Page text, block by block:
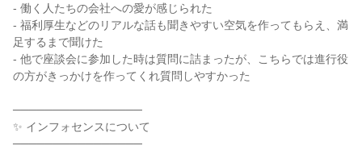
- 働く人たちの会社への愛が感じられた
- 福利厚生などのリアルな話も聞きやすい空気を作ってもらえ、満
足するまで聞けた
- 他で座談会に参加した時は質問に詰まったが、こちらでは進行役
の方がきっかけを作ってくれ質問しやすかった
────────────────
✨ インフォセンスについて
────────────────